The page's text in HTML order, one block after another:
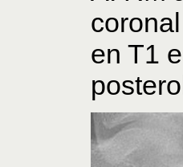
en T1